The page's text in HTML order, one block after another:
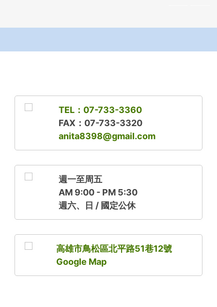
TEL：07-733-3360
FAX：07-733-3320
anita8398@gmail.com
週一至周五
AM 9:00 - PM 5:30
週六、日 / 國定公休
高雄市鳥松區北平路51巷12號
Google Map